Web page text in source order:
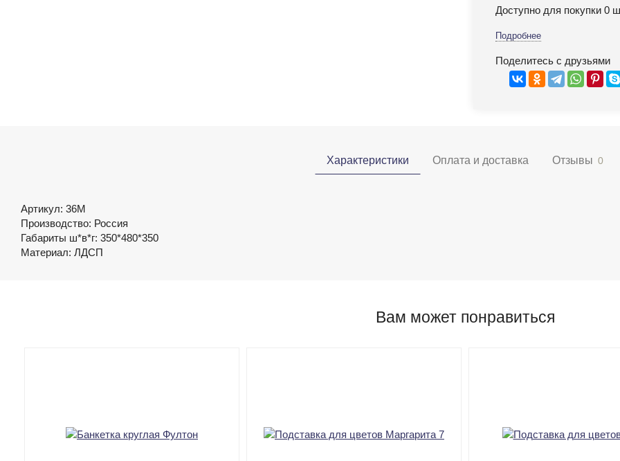
Доступно для покупки 0
Подробнее
Поделитесь с друзьями
Характеристики Оплата и доставка Отзывы 0
Артикул: 36М
Производство: Россия
Габариты ш*в*г: 350*480*350
Материал: ЛДСП
Вам может понравиться